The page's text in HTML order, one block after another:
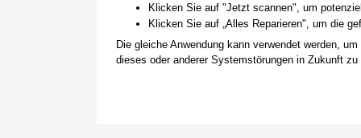
Klicken Sie auf "Jetzt scannen", um
Klicken Sie auf „Alles Reparieren", um die
Die gleiche Anwendung kann verwendet werden,
dieses oder anderer Systemstörungen in Zukunft zu